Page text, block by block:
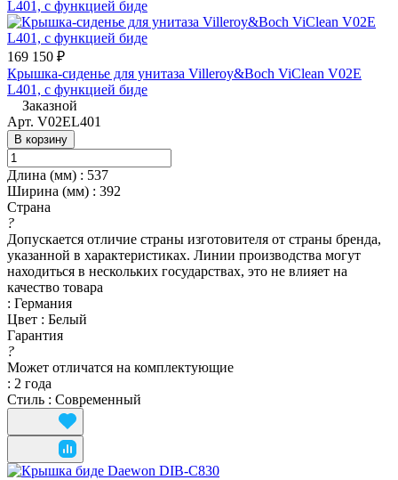
169 150 ₽
Крышка-сиденье для унитаза Villeroy&Boch ViClean V02E
L401, с функцией биде
Заказной
Арт. V02EL401
В корзину
Длина (мм) : 537
Ширина (мм) : 392
Страна
?
Допускается отличие страны изготовителя от страны бренда,
указанной в характеристиках. Линии производства могут
находиться в нескольких государствах, это не влияет на
качество товара
: Германия
Цвет : Белый
Гарантия
?
Может отличатся на комплектующие
: 2 года
Стиль : Современный